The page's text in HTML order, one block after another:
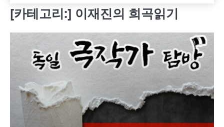
[카테고리:] 이재진의 희곡읽기